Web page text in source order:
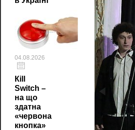
04.08.2026
Кill
Switch –
на що
здатна
«червона
кнопка»